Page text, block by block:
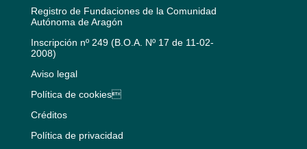
Registro de Fundaciones de la Comunidad
Autónoma de Aragón
Inscripción nº 249 (B.O.A. Nº 17 de 11-02-
2008)
Aviso legal
Política de cookies
Créditos
Política de privacidad